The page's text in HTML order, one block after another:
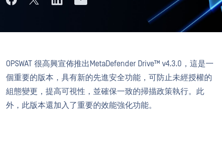
OPSWAT 很高興宣佈推出MetaDefender Drive™ v4.3.0，這是一
個重要的版本，具有新的先進安全功能，可防止未經授權的
組態變更，提高可視性，並確保一致的掃描政策執行。此
外，此版本還加入了重要的效能強化功能。